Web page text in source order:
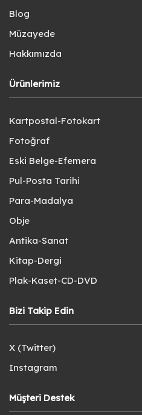
Blog
Müzayede
Hakkımızda
Ürünlerimiz
Kartpostal-Fotokart
Fotoğraf
Eski Belge-Efemera
Pul-Posta Tarihi
Para-Madalya
Obje
Antika-Sanat
Kitap-Dergi
Plak-Kaset-CD-DVD
Bizi Takip Edin
X (Twitter)
Instagram
Müşteri Destek